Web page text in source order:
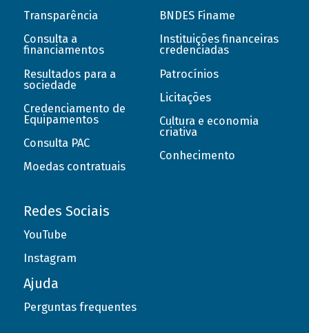
Transparência
Consulta a
financiamentos
Resultados para a
sociedade
Credenciamento de
Equipamentos
Consulta PAC
Moedas contratuais
BNDES Finame
Instituições financeiras
credenciadas
Patrocínios
Licitações
Cultura e economia
criativa
Conhecimento
Redes Sociais
YouTube
Instagram
Ajuda
Perguntas frequentes